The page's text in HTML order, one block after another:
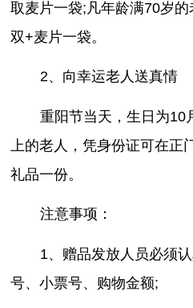
取麦片一袋;凡年龄满70岁
双+麦片一袋。
2、向幸运老人送真情
重阳节当天，生日为10
上的老人，凭身份证可在正
礼品一份。
注意事项：
1、赠品发放人员必须
号、小票号、购物金额;